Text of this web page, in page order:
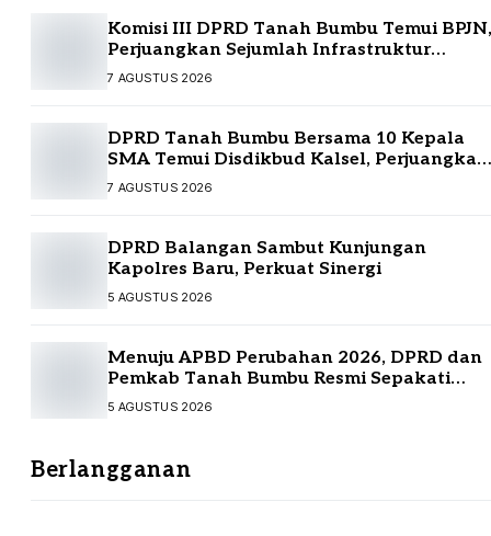
Komisi III DPRD Tanah Bumbu Temui BPJN,
Perjuangkan Sejumlah Infrastruktur
Strategis
7 AGUSTUS 2026
DPRD Tanah Bumbu Bersama 10 Kepala
SMA Temui Disdikbud Kalsel, Perjuangkan
Kebutuhan Guru dan Sarpras Sekolah
7 AGUSTUS 2026
DPRD Balangan Sambut Kunjungan
Kapolres Baru, Perkuat Sinergi
5 AGUSTUS 2026
Menuju APBD Perubahan 2026, DPRD dan
Pemkab Tanah Bumbu Resmi Sepakati
KUA-PPAS
5 AGUSTUS 2026
Berlangganan